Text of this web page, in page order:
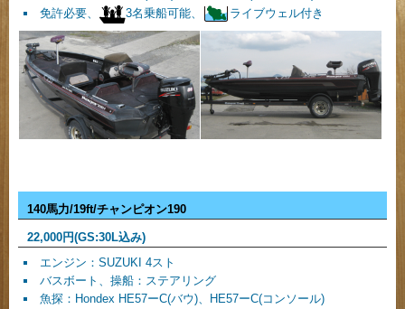
免許必要、
3名乗船可能、 ライブウェル付き
140馬力/19ft/チャンピオン190
22,000円(GS:30L込み)
エンジン：SUZUKI 4スト
バスボート、操船：ステアリング
魚探：Hondex HE57ーC(バウ)、HE57ーC(コンソール)